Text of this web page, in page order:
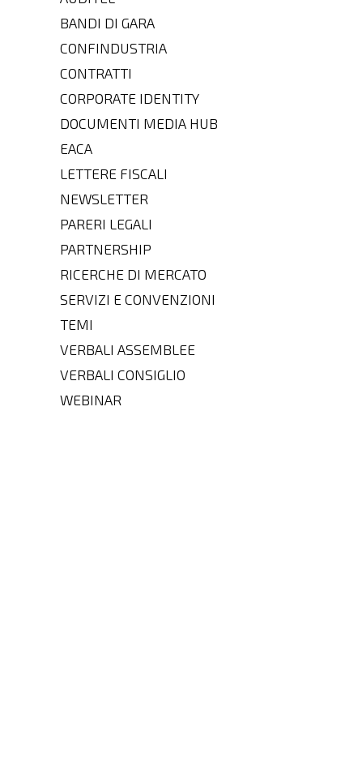
BANDI DI GARA
CONFINDUSTRIA
CONTRATTI
CORPORATE IDENTITY
DOCUMENTI MEDIA HUB
EACA
LETTERE FISCALI
NEWSLETTER
PARERI LEGALI
PARTNERSHIP
RICERCHE DI MERCATO
SERVIZI E CONVENZIONI
TEMI
VERBALI ASSEMBLEE
VERBALI CONSIGLIO
WEBINAR